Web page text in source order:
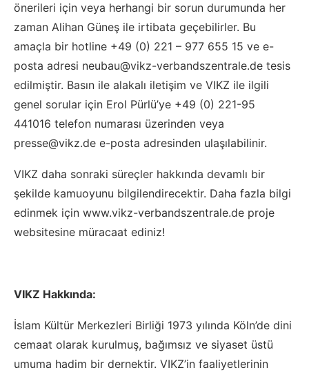
önerileri için veya herhangi bir sorun durumunda her
zaman Alihan Güneş ile irtibata geçebilirler. Bu
amaçla bir hotline +49 (0) 221 – 977 655 15 ve e-
posta adresi neubau@vikz-verbandszentrale.de tesis
edilmiştir. Basın ile alakalı iletişim ve VIKZ ile ilgili
genel sorular için Erol Pürlü’ye +49 (0) 221-95
441016 telefon numarası üzerinden veya
presse@vikz.de e-posta adresinden ulaşılabilinir.
VIKZ daha sonraki süreçler hakkında devamlı bir
şekilde kamuoyunu bilgilendirecektir. Daha fazla bilgi
edinmek için www.vikz-verbandszentrale.de proje
websitesine müracaat ediniz!
VIKZ Hakkında:
İslam Kültür Merkezleri Birliği 1973 yılında Köln’de dini
cemaat olarak kurulmuş, bağımsız ve siyaset üstü
umuma hadim bir dernektir. VIKZ’in faaliyetlerinin